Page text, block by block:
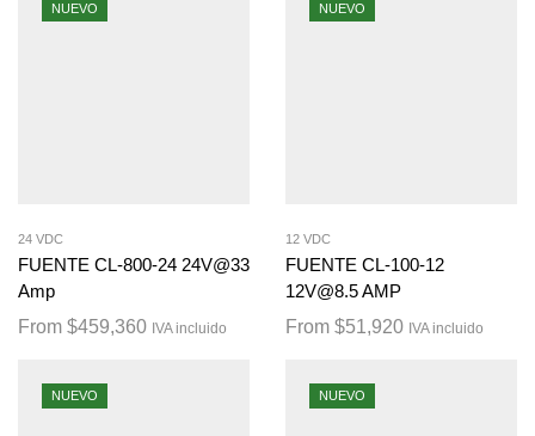
NUEVO
24 VDC
FUENTE CL-800-24 24V@33
Amp
From $459,360 IVA incluido
NUEVO
12 VDC
FUENTE CL-100-12
12V@8.5 AMP
From $51,920 IVA incluido
NUEVO NUEVO